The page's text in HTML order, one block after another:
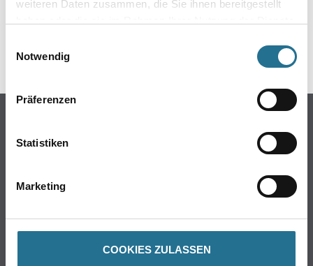
weiteren Daten zusammen, die Sie ihnen bereitgestellt
Notwendig
Präferenzen
Statistiken
Marketing
COOKIES ZULASSEN
SPEZIFIKATIONEN
Farbe
Trockenbau
Bodenbeläge